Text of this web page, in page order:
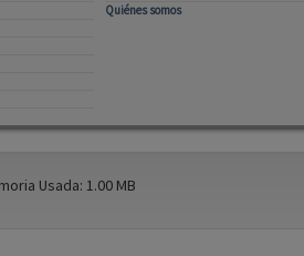
Quiénes somos
Usada: 1.00 MB